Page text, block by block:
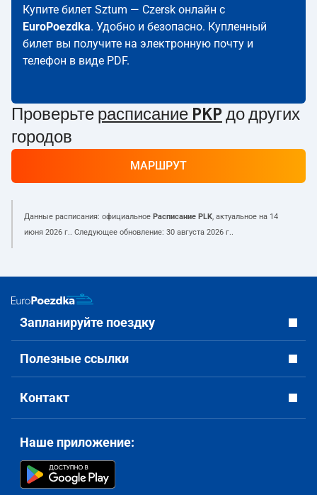
Купите билет Sztum — Czersk онлайн с
EuroPoezdka. Удобно и безопасно. Купленный
билет вы получите на электронную почту и
телефон в виде PDF.
Проверьте расписание PKP до других
городов
МАРШРУТ
Данные расписания: официальное Расписание PLK, актуальное на 14
июня 2026 г.. Следующее обновление: 30 августа 2026 г..
Запланируйте поездку
Полезные ссылки
Контакт
Наше приложение: